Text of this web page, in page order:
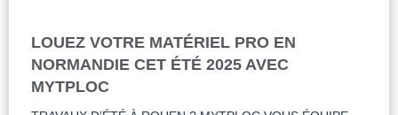
LOUEZ VOTRE MATÉRIEL PRO EN
NORMANDIE CET ÉTÉ 2025 AVEC
MYTPLOC